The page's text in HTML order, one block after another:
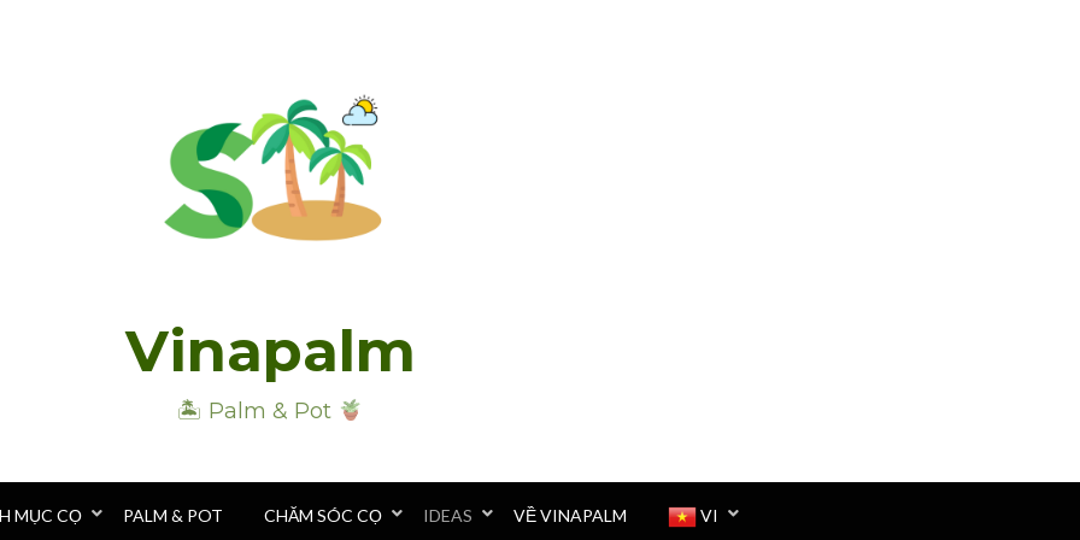
Vinapalm
🏝 Palm & Pot
MỤC CỌ PALM & POT CHĂM SÓC CỌ IDEAS VỀ VINAPALM VI